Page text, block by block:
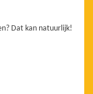
Dat kan natuurlijk!